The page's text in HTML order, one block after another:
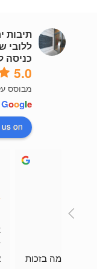
תיבות
ללובי
כניסה
5.0
מבוסס על 9
Google
us on
צביעה
שירות
אייל אור,